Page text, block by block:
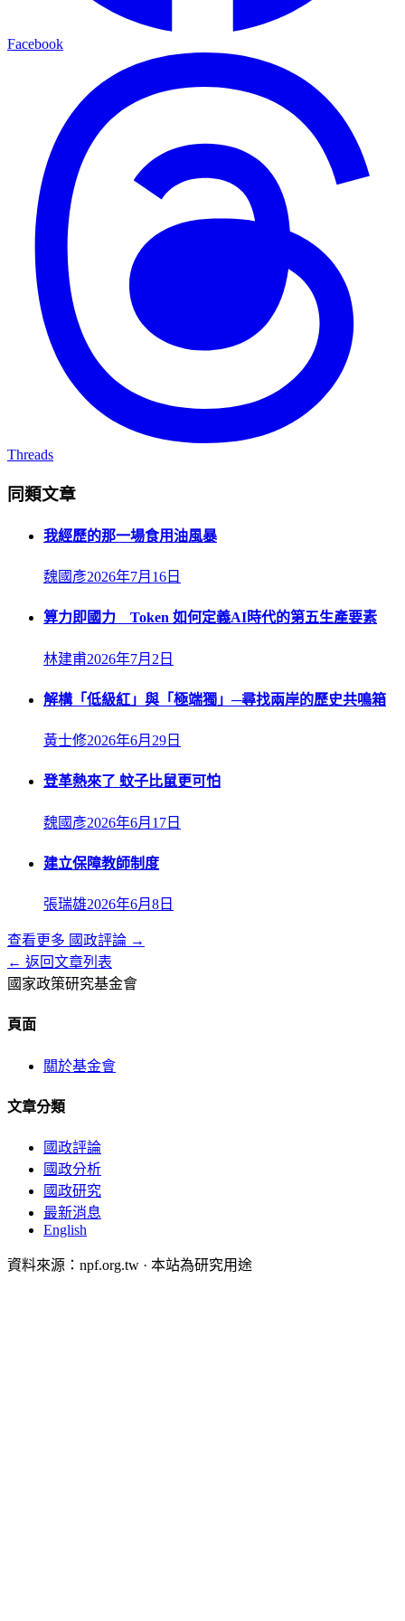
Facebook
Threads
同類文章
我經歷的那一場食用油風暴
魏國彥2026年7月16日
算力即國力 Token 如何定義AI時代的第五生產要素
林建甫2026年7月2日
解構「低級紅」與「極端獨」─尋找兩岸的歷史共鳴箱
黃士修2026年6月29日
登革熱來了 蚊子比鼠更可怕
魏國彥2026年6月17日
建立保障教師制度
張瑞雄2026年6月8日
查看更多 國政評論 →
← 返回文章列表
國家政策研究基金會
頁面
關於基金會
文章分類
國政評論
國政分析
國政研究
最新消息
English
資料來源：npf.org.tw · 本站為研究用途